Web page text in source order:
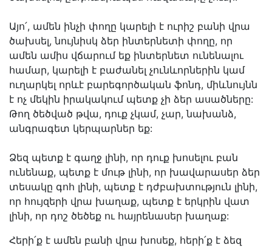
Այո՛, ամեն ինչի փողը կարելի է ուրիշ բանի վրա
ծախսել, նույնիսկ ձեր ինտերնետի փողը, որ
ամեն ամիս վճարում եք ինտերնետ ունենալու
համար, կարելի է բաժանել չունևորներին կամ
ուղարկել որևէ բարեգործական ֆոնդ, միևնույնն
է ոչ մեկին իրակակում պետք չի ձեր ասածները:
Թող ծեծված թվա, դուք չկամ, չար, նախանձ,
անգրագետ կերպարներ եք:
Ձեզ պետք է գաղջ լինի, որ դուք խոսելու բան
ունենաք, պետք է մութ լինի, որ խավարասեր ձեր
տեսակը գոհ լինի, պետք է դժբախտություն լինի,
որ հույզերի վրա խաղաք, պետք է երկրին վատ
լինի, որ դոշ ծեծեք ու հայրենասեր խաղաք:
Հերի՛ք է ամեն բանի վրա խոսեք, հերի՛ք է ձեզ